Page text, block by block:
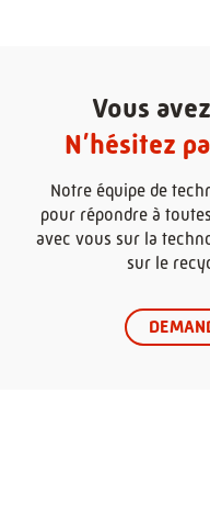
Vous
N’hésitez
Notre équipe de
pour répondre à
avec vous sur la
sur le